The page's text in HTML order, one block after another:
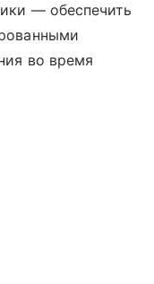
— обеспечить
во время